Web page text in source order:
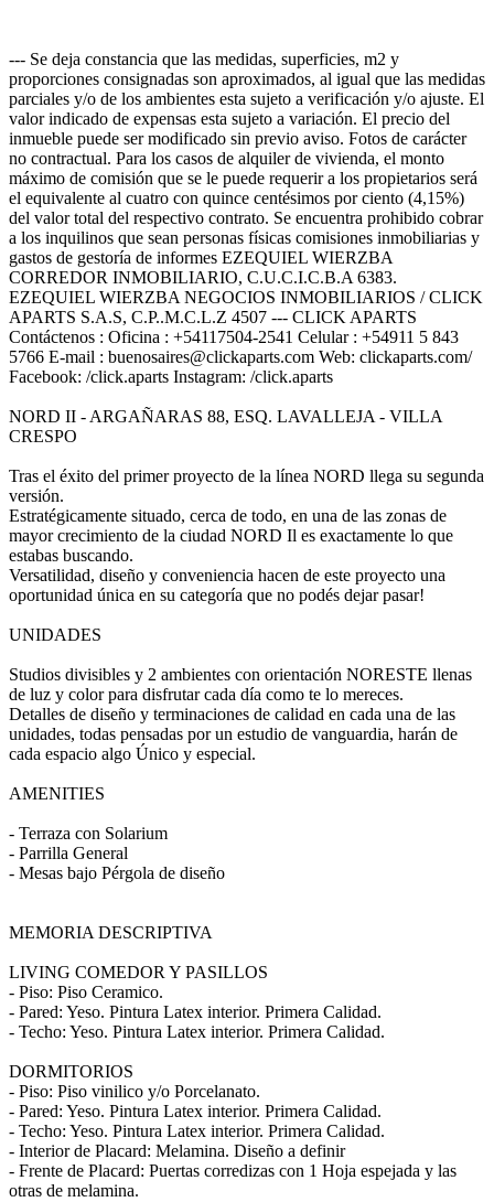
--- Se deja constancia que las medidas, superficies, m2 y
proporciones consignadas son aproximados, al igual que las medidas
parciales y/o de los ambientes esta sujeto a verificación y/o ajuste. El
valor indicado de expensas esta sujeto a variación. El precio del
inmueble puede ser modificado sin previo aviso. Fotos de carácter
no contractual. Para los casos de alquiler de vivienda, el monto
máximo de comisión que se le puede requerir a los propietarios será
el equivalente al cuatro con quince centésimos por ciento (4,15%)
del valor total del respectivo contrato. Se encuentra prohibido cobrar
a los inquilinos que sean personas físicas comisiones inmobiliarias y
gastos de gestoría de informes EZEQUIEL WIERZBA
CORREDOR INMOBILIARIO, C.U.C.I.C.B.A 6383.
EZEQUIEL WIERZBA NEGOCIOS INMOBILIARIOS / CLICK
APARTS S.A.S, C.P..M.C.L.Z 4507 --- CLICK APARTS
Contáctenos : Oficina : +54117504-2541 Celular : +54911 5 843
5766 E-mail : buenosaires@clickaparts.com Web: clickaparts.com/
Facebook: /click.aparts Instagram: /click.aparts
NORD II - ARGAÑARAS 88, ESQ. LAVALLEJA - VILLA
CRESPO
Tras el éxito del primer proyecto de la línea NORD llega su segunda
versión.
Estratégicamente situado, cerca de todo, en una de las zonas de
mayor crecimiento de la ciudad NORD Il es exactamente lo que
estabas buscando.
Versatilidad, diseño y conveniencia hacen de este proyecto una
oportunidad única en su categoría que no podés dejar pasar!
UNIDADES
Studios divisibles y 2 ambientes con orientación NORESTE llenas
de luz y color para disfrutar cada día como te lo mereces.
Detalles de diseño y terminaciones de calidad en cada una de las
unidades, todas pensadas por un estudio de vanguardia, harán de
cada espacio algo Único y especial.
AMENITIES
- Terraza con Solarium
- Parrilla General
- Mesas bajo Pérgola de diseño
MEMORIA DESCRIPTIVA
LIVING COMEDOR Y PASILLOS
- Piso: Piso Ceramico.
- Pared: Yeso. Pintura Latex interior. Primera Calidad.
- Techo: Yeso. Pintura Latex interior. Primera Calidad.
DORMITORIOS
- Piso: Piso vinilico y/o Porcelanato.
- Pared: Yeso. Pintura Latex interior. Primera Calidad.
- Techo: Yeso. Pintura Latex interior. Primera Calidad.
- Interior de Placard: Melamina. Diseño a definir
- Frente de Placard: Puertas corredizas con 1 Hoja espejada y las
otras de melamina.